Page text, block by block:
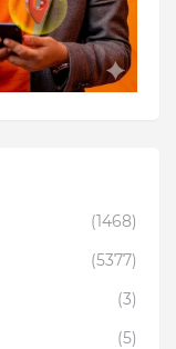
(1468)
(5377)
(3)
(5)